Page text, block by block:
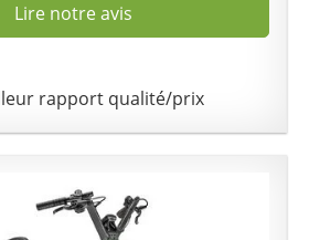
Lire notre avis
rapport qualité/prix